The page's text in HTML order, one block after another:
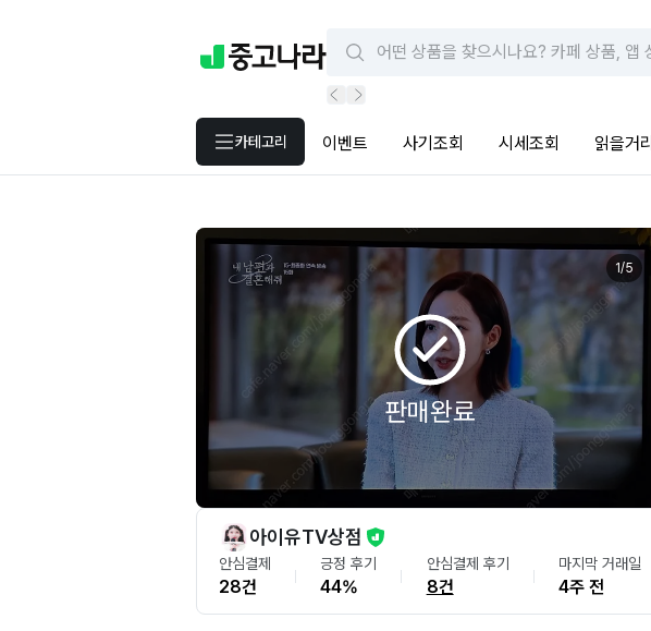
카테고리 이벤트 사기조회 시세조회 읽을거리
판매완료
1/5
아이유TV상점
안심결제
28건
긍정 후기
44%
안심결제 후기
8건
마지막 거래일
4주 전